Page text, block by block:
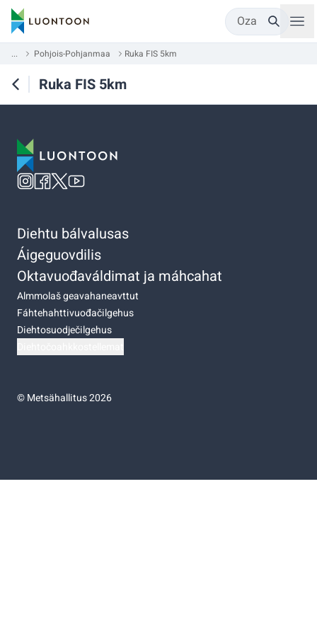
Oza
... Pohjois-Pohjanmaa Ruka FIS 5km
Ruka FIS 5km
Diehtu bálvalusas
Áigeguovdilis
Oktavuođaváldimat ja máhcahat
Almmolaš geavahaneavttut
Fáhtehahttivuođačilgehus
Diehtosuodječilgehus
©Metsähallitus 2026